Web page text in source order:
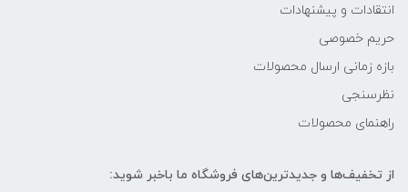
انتقادات و پیشنهادات
حریم خصوصی
بازه زمانی ارسال محصولات
نظرسنجی
راهنمای محصولات
از تخفیف‌ها و جدیدترین‌های فروشگاه ما باخبر شوید: